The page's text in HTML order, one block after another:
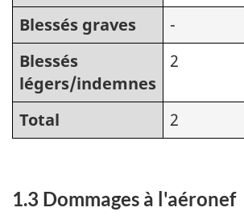
Blessés graves
-
Blessés
légers/indemnes
2
Total 2
1.3 Dommages à l'aéronef